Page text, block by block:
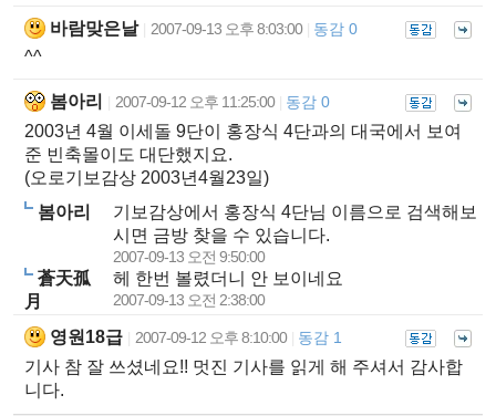
바람맞은날 2007-09-13 오후 8:03:00 동감 0
^^
봄아리 2007-09-12 오후 11:25:00 동감 0
2003년 4월 이세돌 9단이 홍장식 4단과의 대국에서 보여
준 빈축몰이도 대단했지요.
(오로기보감상 2003년4월23일)
봄아리
기보감상에서 홍장식 4단님 이름으로 검색해보
시면 금방 찾을 수 있습니다.
2007-09-13 오전 9:50:00
蒼天孤
月
헤 한번 볼렸더니 안 보이네요
2007-09-13 오전 2:38:00
영원18급 2007-09-12 오후 8:10:00 동감 1
기사 참 잘 쓰셨네요!! 멋진 기사를 읽게 해 주셔서 감사합
니다.